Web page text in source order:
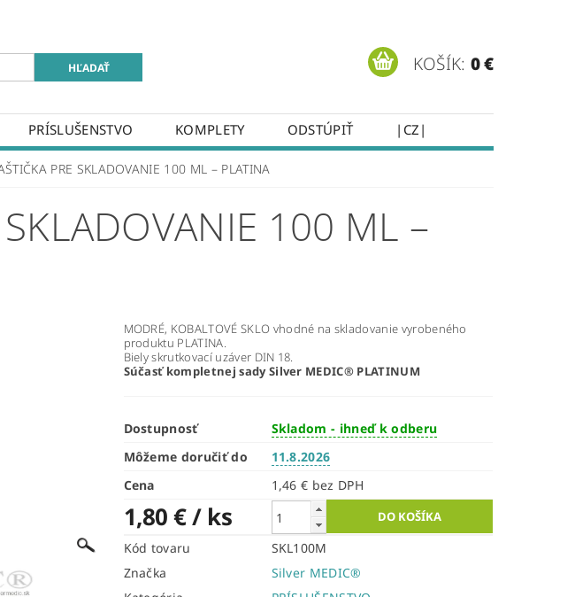
KOŠÍK: 0 €
PRÍSLUŠENSTVO KOMPLETY ODSTÚPIŤ |CZ|
PRE SKLADOVANIE 100 ML – PLATINA
SKLADOVANIE 100 ML –
MODRÉ, KOBALTOVÉ SKLO vhodné na skladovanie vyrobeného
produktu PLATINA.
Biely skrutkovací uzáver DIN 18.
Súčasť kompletnej sady Silver MEDIC® PLATINUM
Dostupnosť
Skladom - ihneď k odberu
Môžeme doručiť do
11.8.2026
Cena
1,46 € bez DPH
1,80 €/ ks
Kód tovaru
SKL100M
Značka
Silver MEDIC®